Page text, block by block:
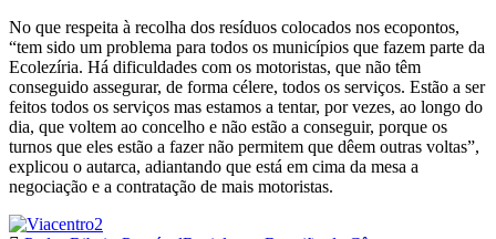
No que respeita à recolha dos resíduos colocados nos ecopontos,
“tem sido um problema para todos os municípios que fazem parte da
Ecolezíria. Há dificuldades com os motoristas, que não têm
conseguido assegurar, de forma célere, todos os serviços. Estão a ser
feitos todos os serviços mas estamos a tentar, por vezes, ao longo do
dia, que voltem ao concelho e não estão a conseguir, porque os
turnos que eles estão a fazer não permitem que dêem outras voltas”,
explicou o autarca, adiantando que está em cima da mesa a
negociação e a contratação de mais motoristas.